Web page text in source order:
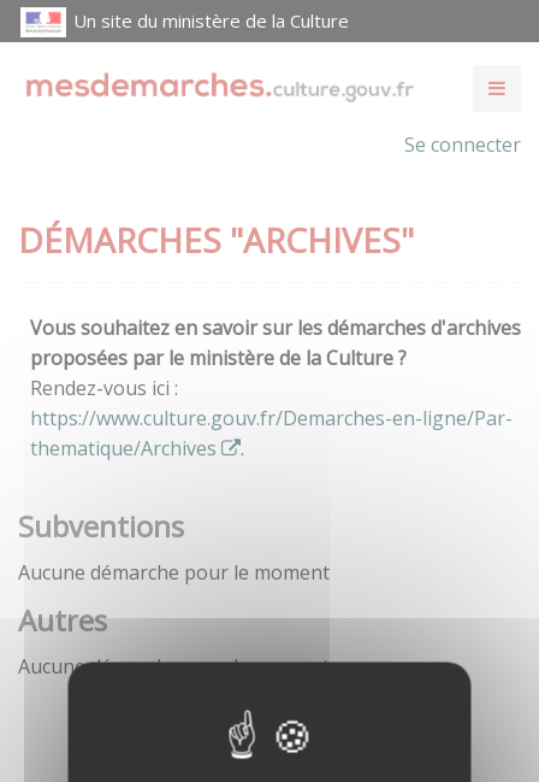
Un site du ministère de la Culture
Se connecter
DÉMARCHES "ARCHIVES"
Vous souhaitez en savoir sur les démarches d'archives
proposées par le ministère de la Culture ?
Rendez-vous ici :
https://www.culture.gouv.fr/Demarches-en-ligne/Par-
thematique/Archives
.
Subventions
Aucune démarche pour le moment
Autres
Aucune démarche pour le moment